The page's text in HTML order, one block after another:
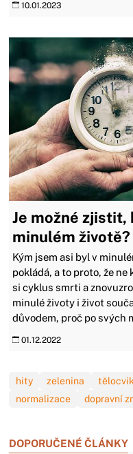
10.01.2023
Je možné zjistit,
minulém životě?
Kým jsem asi byl v
pokládá, a to proto, že
si cyklus smrti a
minulé životy i život
důvodem, proč po svých
01.12.2022
hity zelenina tělocvik
normalizace
dopravní
DOPORUČENÉ ČLÁNKY